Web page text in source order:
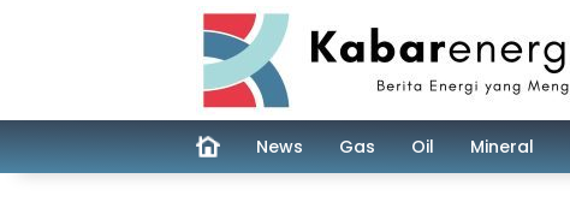
News Gas Oil Mineral